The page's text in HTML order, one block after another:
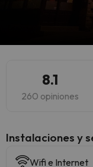
8.1
260 opiniones
Instalaciones y
Wifi e Internet